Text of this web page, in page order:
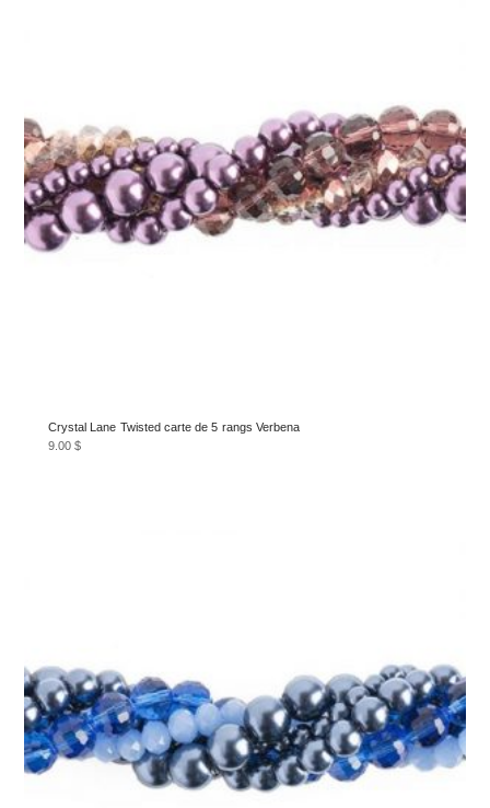
Crystal Lane Twisted carte de 5 rangs Verbena
9.00$